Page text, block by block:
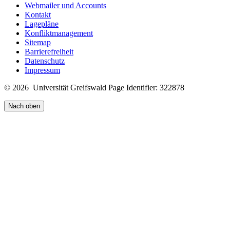
Webmailer und Accounts
Kontakt
Lagepläne
Konfliktmanagement
Sitemap
Barrierefreiheit
Datenschutz
Impressum
© 2026 Universität Greifswald Page Identifier: 322878
Nach oben